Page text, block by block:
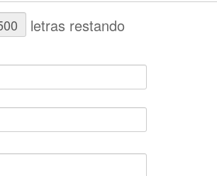
letras restando